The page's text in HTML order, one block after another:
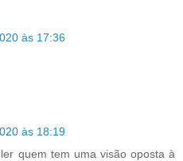
às 17:36
às 18:19
quem tem uma visão oposta à